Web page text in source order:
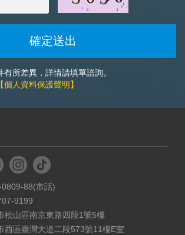
所差異，詳情請填單諮詢。
【個人資料保護聲明】
88(市話)
9199
松山區南京東路四段1號5樓
西區臺灣大道二段573號11樓E室